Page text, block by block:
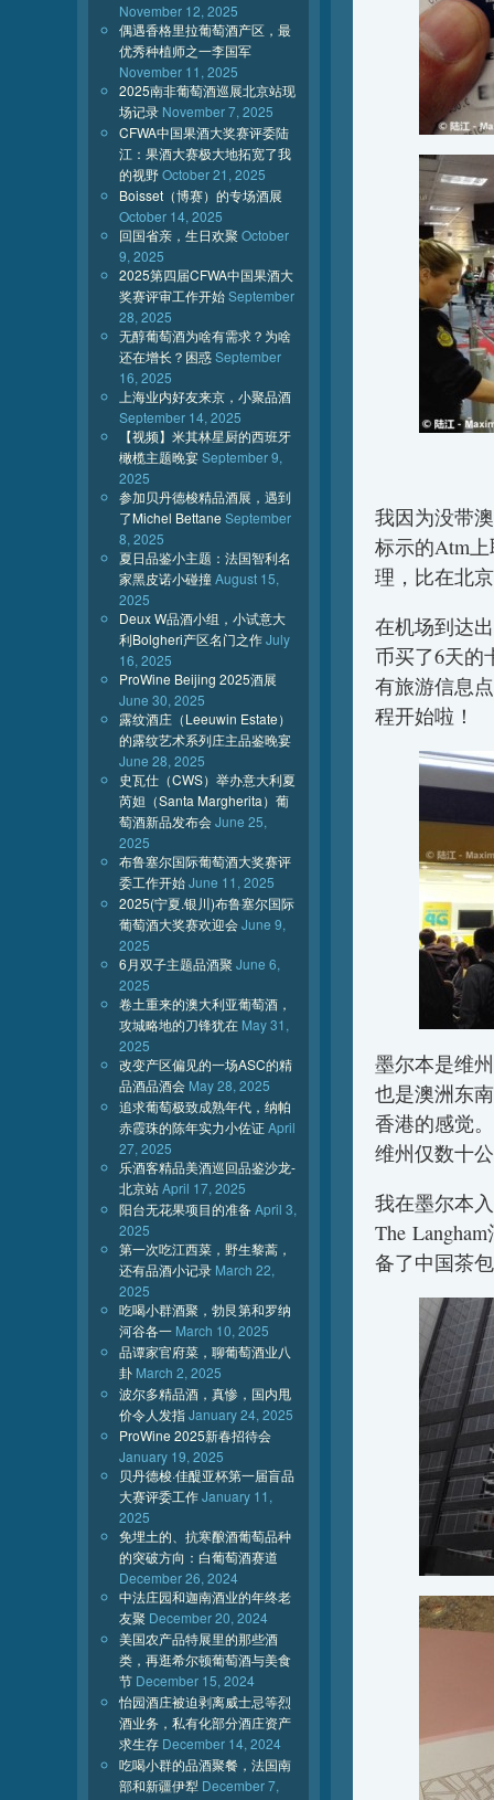
我因为没带
标示的Atm
理，比在北
在机场到达
币买了6天的
有旅游信息
程开始啦！
墨尔本是维
也是澳洲东
香港的感觉
维州仅数十
我在墨尔本
The
备了中国茶
November 12, 2025
偶遇香格里拉葡萄酒产区，最
优秀种植师之一李国军
November 11, 2025
2025南非葡萄酒巡展北京站现
场记录 November 7, 2025
CFWA中国果酒大奖赛评委陆
江：果酒大赛极大地拓宽了我
的视野October 21, 2025
Boisset（博赛）的专场酒展
October 14, 2025
回国省亲，生日欢聚 October
9, 2025
2025第四届CFWA中国果酒大
奖赛评审工作开始September
28, 2025
无醇葡萄酒为啥有需求？为啥
还在增长？困惑September
16, 2025
上海业内好友来京，小聚品酒
September 14, 2025
【视频】米其林星厨的西班牙
橄榄主题晚宴September 9,
2025
参加贝丹德梭精品酒展，遇到
了Michel Bettane September
8, 2025
夏日品鉴小主题：法国智利名
家黑皮诺小碰撞August 15,
2025
Deux W品酒小组，小试意大
利Bolgheri产区名门之作July
16, 2025
ProWine Beijing 2025酒展
June 30, 2025
露纹酒庄（Leeuwin Estate）
的露纹艺术系列庄主品鉴晚宴
June 28, 2025
史瓦仕（CWS）举办意大利夏
芮妲（Santa Margherita）葡
萄酒新品发布会June 25,
2025
布鲁塞尔国际葡萄酒大奖赛评
委工作开始June 11, 2025
2025(宁夏.银川)布鲁塞尔国际
葡萄酒大奖赛欢迎会June 9,
2025
6月双子主题品酒聚 June 6,
2025
卷土重来的澳大利亚葡萄酒，
攻城略地的刀锋犹在 May 31,
2025
改变产区偏见的一场ASC的精
品酒品酒会 May 28, 2025
追求葡萄极致成熟年代，纳帕
赤霞珠的陈年实力小佐证April
27, 2025
乐酒客精品美酒巡回品鉴沙龙-
北京站April 17, 2025
阳台无花果项目的准备April 3,
2025
第一次吃江西菜，野生黎蒿，
还有品酒小记录 March 22,
2025
吃喝小群酒聚，勃艮第和罗纳
河谷各一 March 10, 2025
品谭家官府菜，聊葡萄酒业八
卦 March 2, 2025
波尔多精品酒，真惨，国内甩
价令人发指January 24, 2025
ProWine 2025新春招待会
January 19, 2025
贝丹德梭·佳醍亚杯第一届盲品
大赛评委工作January 11,
2025
免埋土的、抗寒酿酒葡萄品种
的突破方向：白葡萄酒赛道
December 26, 2024
中法庄园和迦南酒业的年终老
友聚 December 20, 2024
美国农产品特展里的那些酒
类，再逛希尔顿葡萄酒与美食
节 December 15, 2024
怡园酒庄被迫剥离威士忌等烈
酒业务，私有化部分酒庄资产
求生存 December 14, 2024
吃喝小群的品酒聚餐，法国南
部和新疆伊犁 December 7,